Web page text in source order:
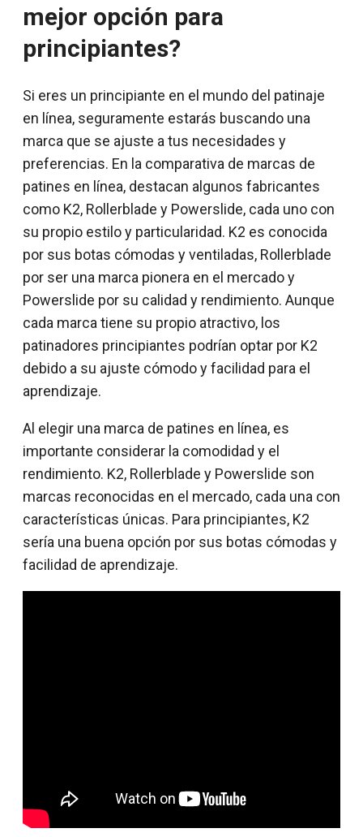
mejor opción para
principiantes?
Si eres un principiante en el mundo del patinaje
en línea, seguramente estarás buscando una
marca que se ajuste a tus necesidades y
preferencias. En la comparativa de marcas de
patines en línea, destacan algunos fabricantes
como K2, Rollerblade y Powerslide, cada uno con
su propio estilo y particularidad. K2 es conocida
por sus botas cómodas y ventiladas, Rollerblade
por ser una marca pionera en el mercado y
Powerslide por su calidad y rendimiento. Aunque
cada marca tiene su propio atractivo, los
patinadores principiantes podrían optar por K2
debido a su ajuste cómodo y facilidad para el
aprendizaje.
Al elegir una marca de patines en línea, es
importante considerar la comodidad y el
rendimiento. K2, Rollerblade y Powerslide son
marcas reconocidas en el mercado, cada una con
características únicas. Para principiantes, K2
sería una buena opción por sus botas cómodas y
facilidad de aprendizaje.